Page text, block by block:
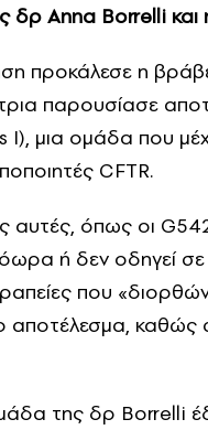
δρAnna Borrelli και
προκάλεσε η
παρουσίασε
I), μια ομάδα που
CFTR.
αυτές, όπως οι
ή δεν οδηγεί σε
που
αποτέλεσμα, καθώς
της δρ Borrelli